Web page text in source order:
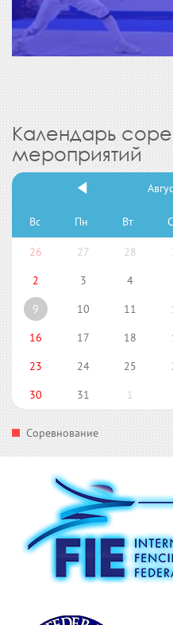
Календарь
мероприятий
Вс Пн Вт
26 27 28
2
3 4
9
10 11
16
17 18
23
24 25
30
31 1
Соревнование